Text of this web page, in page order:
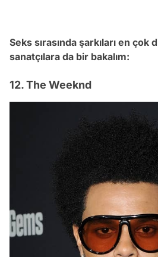
Seks sırasında şarkıları en
sanatçılara da bir bakalım:
12. The Weeknd